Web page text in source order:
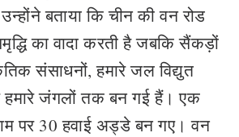
बताया कि चीन की वन रोड
का वादा करती है जबकि सैंकड़ों
संसाधनों, हमारे जल विद्युत
जंगलों तक बन गई हैं। एक
पर 30 हवाई अड्डे बन गए। वन